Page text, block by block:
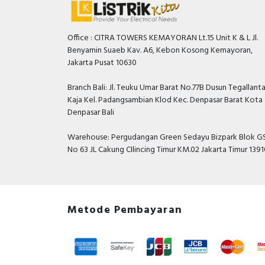
Office : CITRA TOWERS KEMAYORAN Lt.15 Unit K & L Jl.
Benyamin Suaeb Kav. A6, Kebon Kosong Kemayoran,
Jakarta Pusat 10630
Branch Bali: Jl. Teuku Umar Barat No.77B Dusun
Kaja Kel. Padangsambian Klod Kec. Denpasar Barat Kota
Denpasar Bali
Warehouse: Pergudangan Green Sedayu Bizpark Blok
No 63 JL Cakung CIlincing Timur KM.02 Jakarta Timur
Metode Pembayaran